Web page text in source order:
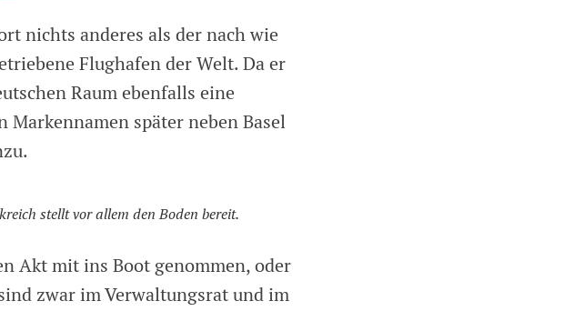
nichts anderes als der nach wie
Flughafen der Welt. Da er
Raum ebenfalls eine
später neben Basel
stellt vor allem den Boden bereit.
Akt mit ins Boot genommen, oder
zwar im Verwaltungsrat und im